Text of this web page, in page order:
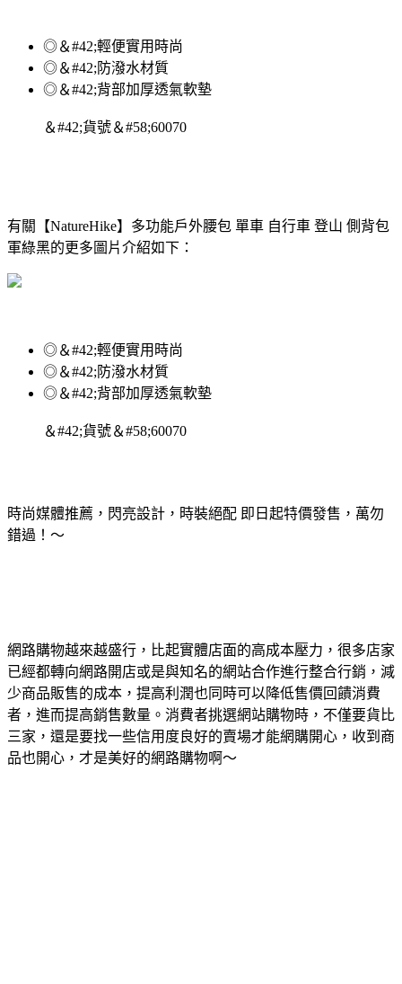
◎＆#42;輕便實用時尚
◎＆#42;防潑水材質
◎＆#42;背部加厚透氣軟墊
＆#42;貨號＆#58;60070
有關【NatureHike】多功能戶外腰包 單車 自行車 登山 側背包
軍綠黑的更多圖片介紹如下：
◎＆#42;輕便實用時尚
◎＆#42;防潑水材質
◎＆#42;背部加厚透氣軟墊
＆#42;貨號＆#58;60070
時尚媒體推薦，閃亮設計，時裝絕配 即日起特價發售，萬勿
錯過！～
網路購物越來越盛行，比起實體店面的高成本壓力，很多店家
已經都轉向網路開店或是與知名的網站合作進行整合行銷，減
少商品販售的成本，提高利潤也同時可以降低售價回饋消費
者，進而提高銷售數量。消費者挑選網站購物時，不僅要貨比
三家，還是要找一些信用度良好的賣場才能網購開心，收到商
品也開心，才是美好的網路購物啊～